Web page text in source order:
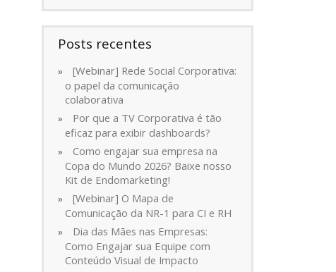
Posts recentes
[Webinar] Rede Social Corporativa:
o papel da comunicação
colaborativa
Por que a TV Corporativa é tão
eficaz para exibir dashboards?
Como engajar sua empresa na
Copa do Mundo 2026? Baixe nosso
Kit de Endomarketing!
[Webinar] O Mapa de
Comunicação da NR-1 para CI e RH
Dia das Mães nas Empresas:
Como Engajar sua Equipe com
Conteúdo Visual de Impacto